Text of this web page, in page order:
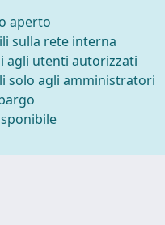
aperto
sulla rete interna
agli utenti autorizzati
solo agli amministratori